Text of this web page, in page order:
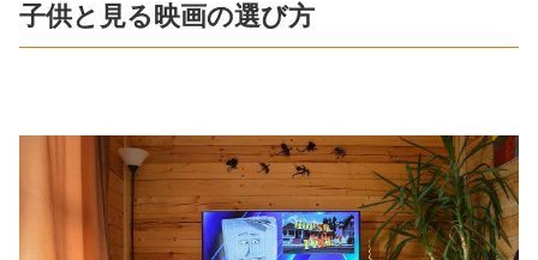
子供と見る映画の選び方